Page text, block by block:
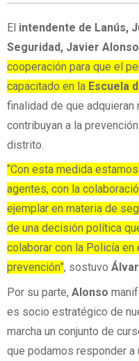
El intendente de Lanús,
Seguridad, Javier
cooperación para que el
capacitado en la Escuela
finalidad de que
contribuyan a la
distrito.
“Con esta medida
agentes, con la
ejemplar en materia de
de una decisión política
colaborar con la Policía
prevención”, sostuvo
Por su parte, Alonso
es socio estratégico de
marcha un conjunto de
que podamos responder a